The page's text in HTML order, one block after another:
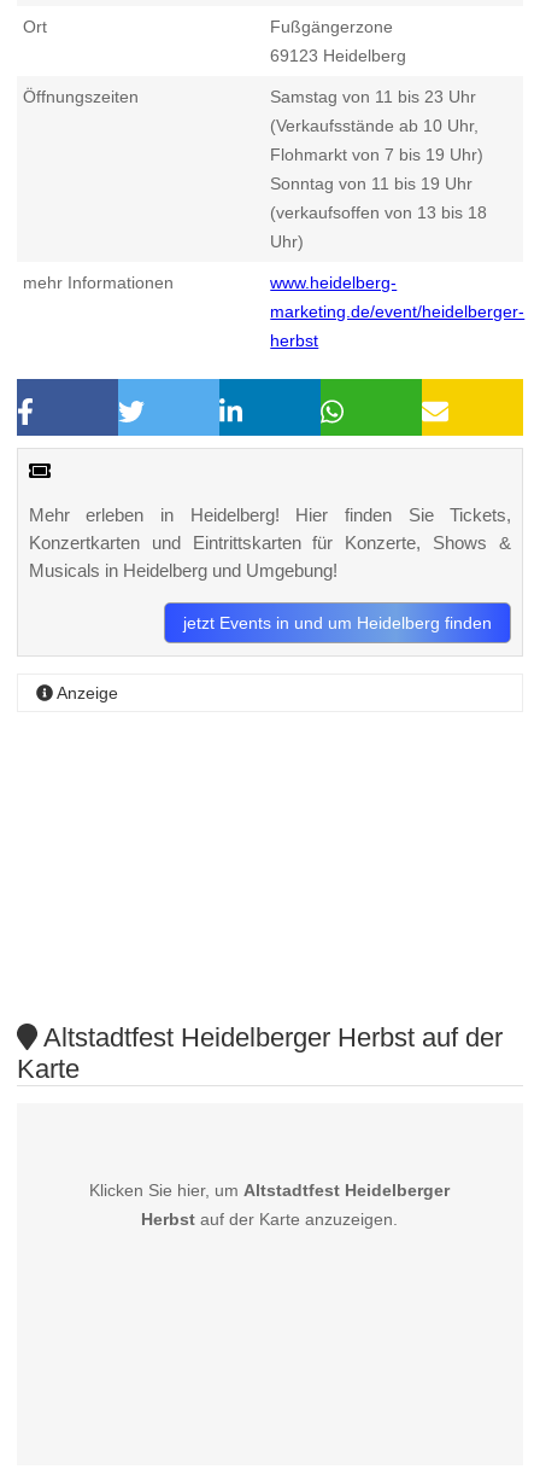
Ort
Fußgängerzone
69123 Heidelberg
Öffnungszeiten
Samstag von 11 bis 23 Uhr
(Verkaufsstände ab 10 Uhr,
Flohmarkt von 7 bis 19 Uhr)
Sonntag von 11 bis 19 Uhr
(verkaufsoffen von 13 bis 18
Uhr)
mehr Informationen
www.heidelberg-
marketing.de/event/heidelberger-
herbst
Mehr erleben in Heidelberg! Hier finden Sie Tickets,
Konzertkarten und Eintrittskarten für Konzerte, Shows &
Musicals in Heidelberg und Umgebung!
jetzt Events in und um Heidelberg finden
Anzeige
Altstadtfest Heidelberger Herbst auf der
Karte
Klicken Sie hier, umAltstadtfest Heidelberger
Herbst auf der Karte anzuzeigen.